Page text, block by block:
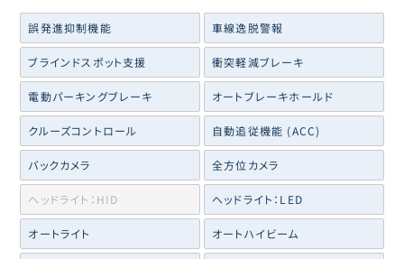
誤発進抑制機能 車線逸脱警報
ブラインドスポット支援 衝突軽減ブレーキ
電動パーキングブレーキ オートブレーキホールド
クルーズコントロール 自動追従機能 (ACC)
バックカメラ 全方位カメラ
ヘッドライト：HID ヘッドライト：LED
オートライト オートハイビーム